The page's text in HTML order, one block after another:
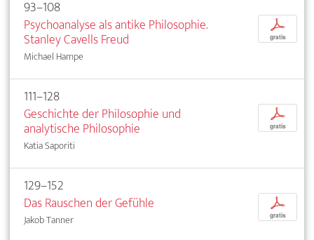
93–108
Psychoanalyse als antike Philosophie.
Stanley Cavells Freud
Michael Hampe
p
gratis
111–128
Geschichte der Philosophie und
analytische Philosophie
Katia Saporiti
p
gratis
129–152
Das Rauschen der Gefühle
Jakob Tanner
p
gratis